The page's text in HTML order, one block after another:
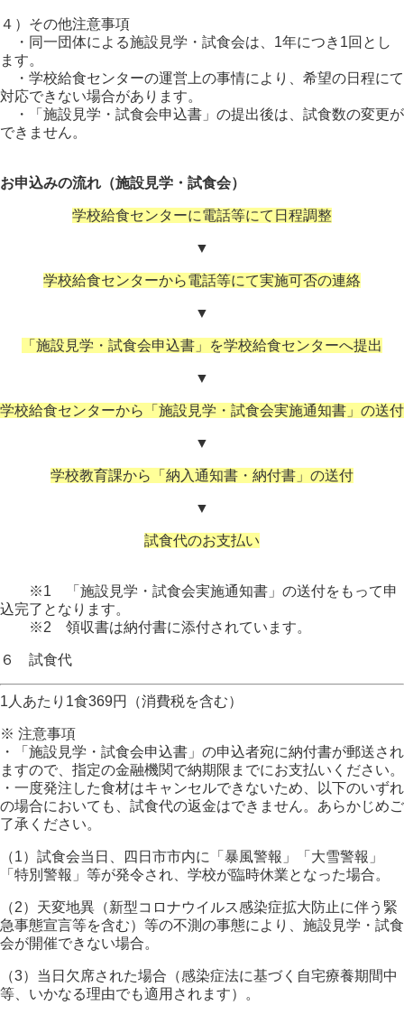
４）その他注意事項
・同一団体による施設見学・試食会は、1年につき1回とし
ます。
・学校給食センターの運営上の事情により、希望の日程にて
対応できない場合があります。
・「施設見学・試食会申込書」の提出後は、試食数の変更が
できません。
お申込みの流れ（施設見学・試食会）
学校給食センターに電話等にて日程調整
▼
学校給食センターから電話等にて実施可否の連絡
▼
「施設見学・試食会申込書」を学校給食センターへ提出
▼
学校給食センターから「施設見学・試食会実施通知書」の送付
▼
学校教育課から「納入通知書・納付書」の送付
▼
試食代のお支払い
※1 「施設見学・試食会実施通知書」の送付をもって申
込完了となります。
※2 領収書は納付書に添付されています。
６ 試食代
1人あたり1食369円（消費税を含む）
※ 注意事項
・「施設見学・試食会申込書」の申込者宛に納付書が郵送され
ますので、指定の金融機関で納期限までにお支払いください。
・一度発注した食材はキャンセルできないため、以下のいずれ
の場合においても、試食代の返金はできません。あらかじめご
了承ください。
（1）試食会当日、四日市市内に「暴風警報」「大雪警報」
「特別警報」等が発令され、学校が臨時休業となった場合。
（2）天変地異（新型コロナウイルス感染症拡大防止に伴う緊
急事態宣言等を含む）等の不測の事態により、施設見学・試食
会が開催できない場合。
（3）当日欠席された場合（感染症法に基づく自宅療養期間中
等、いかなる理由でも適用されます）。